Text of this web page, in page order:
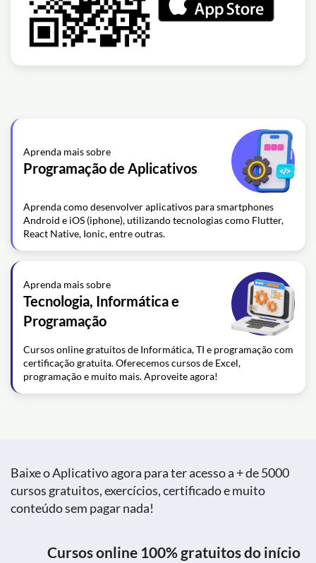
Aprenda mais sobre
Programação de Aplicativos
Aprenda como desenvolver aplicativos para smartphones
Android e iOS (iphone), utilizando tecnologias como Flutter,
React Native, Ionic, entre outras.
Aprenda mais sobre
Tecnologia, Informática e
Programação
Cursos online gratuitos de Informática, TI e programação com
certificação gratuita. Oferecemos cursos de Excel,
programação e muito mais. Aproveite agora!
Baixe o Aplicativo agora para ter acesso a + de 5000
cursos gratuitos, exercícios, certificado e muito
conteúdo sem pagar nada!
Cursos online 100% gratuitos do início